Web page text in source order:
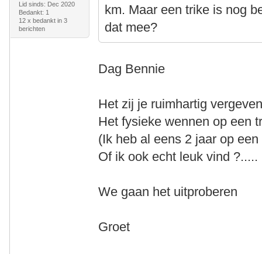
Lid sinds: Dec 2020
Bedankt: 1
12 x bedankt in 3
berichten
km. Maar een trike is nog
dat mee?
Dag Bennie
Het zij je ruimhartig
Het fysieke wennen op een
(Ik heb al eens 2 jaar op
Of ik ook echt leuk vind ?.....
We gaan het uitproberen
Groet